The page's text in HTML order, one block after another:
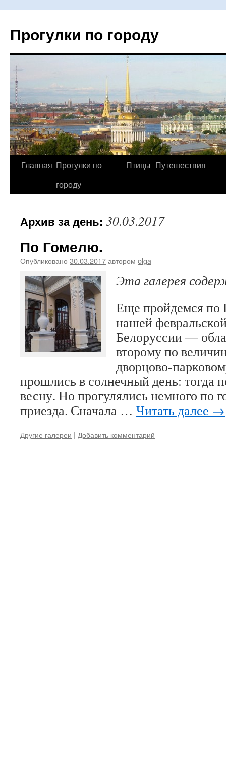
Прогулки по городу
Перейти
Главная Прогулки по
городу
Птицы Путешествия
Архив за день: 30.03.2017
По Гомелю.
Опубликовано 30.03.2017автором olga
Эта галерея
Еще пройдемся по
нашей
Белоруссии —
второму по
дворцово-
прошлись в солнечный день: тогда
весну. Но прогулялись немного по
приезда. Сначала … Читать далее →
Другие галереи | Добавить комментарий